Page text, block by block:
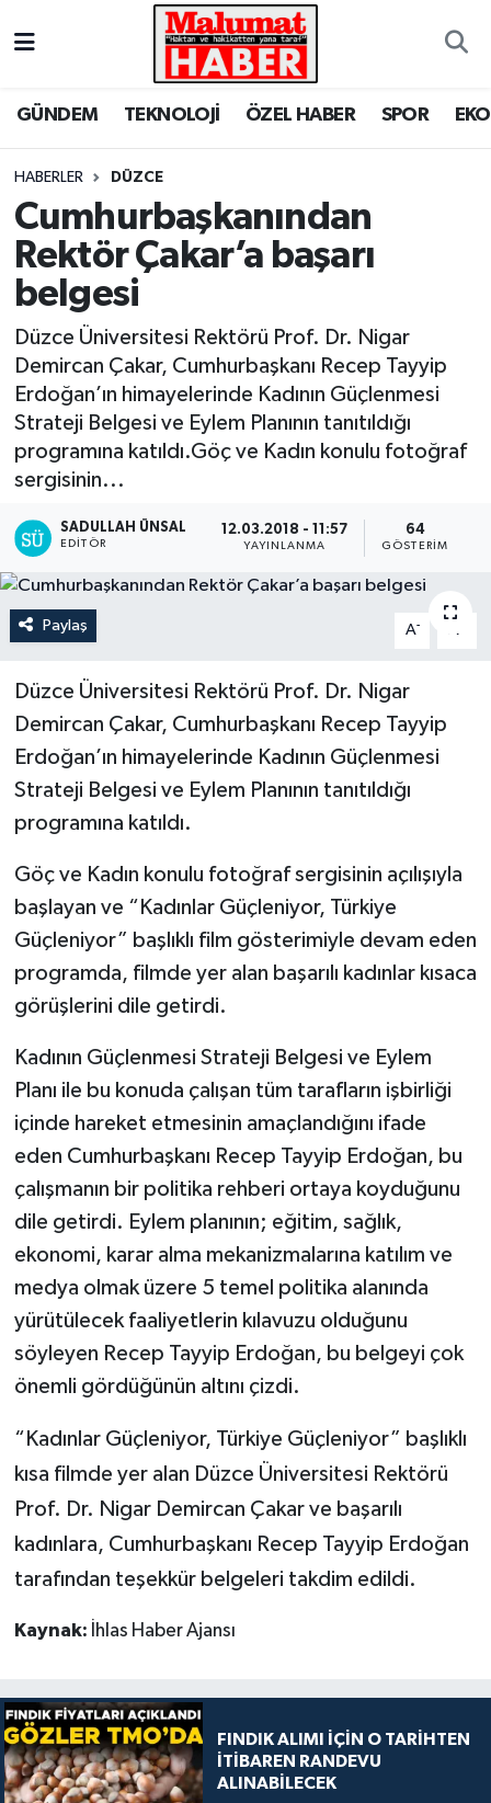
GÜNDEM TEKNOLOJİ ÖZEL HABER SPOR
HABERLER DÜZCE
Cumhurbaşkanından
Rektör Çakar’a başarı
belgesi
Düzce Üniversitesi Rektörü Prof. Dr. Nigar
Demircan Çakar, Cumhurbaşkanı Recep Tayyip
Erdoğan’ın himayelerinde Kadının Güçlenmesi
Strateji Belgesi ve Eylem Planının tanıtıldığı
programına katıldı.Göç ve Kadın konulu fotoğraf
sergisinin...
SADULLAH ÜNSAL
EDITÖR
12.03.2018 - 11:57
YAYINLANMA
64
GÖSTERIM
Paylaş A- A
Düzce Üniversitesi Rektörü Prof. Dr. Nigar
Demircan Çakar, Cumhurbaşkanı Recep Tayyip
Erdoğan’ın himayelerinde Kadının Güçlenmesi
Strateji Belgesi ve Eylem Planının tanıtıldığı
programına katıldı.
Göç ve Kadın konulu fotoğraf sergisinin açılışıyla
başlayan ve “Kadınlar Güçleniyor, Türkiye
Güçleniyor” başlıklı film gösterimiyle devam eden
programda, filmde yer alan başarılı kadınlar kısaca
görüşlerini dile getirdi.
Kadının Güçlenmesi Strateji Belgesi ve Eylem
Planı ile bu konuda çalışan tüm tarafların işbirliği
içinde hareket etmesinin amaçlandığını ifade
eden Cumhurbaşkanı Recep Tayyip Erdoğan, bu
çalışmanın bir politika rehberi ortaya koyduğunu
dile getirdi. Eylem planının; eğitim, sağlık,
ekonomi, karar alma mekanizmalarına katılım ve
medya olmak üzere 5 temel politika alanında
yürütülecek faaliyetlerin kılavuzu olduğunu
söyleyen Recep Tayyip Erdoğan, bu belgeyi çok
önemli gördüğünün altını çizdi.
“Kadınlar Güçleniyor, Türkiye Güçleniyor” başlıklı
kısa filmde yer alan Düzce Üniversitesi Rektörü
Prof. Dr. Nigar Demircan Çakar ve başarılı
kadınlara, Cumhurbaşkanı Recep Tayyip Erdoğan
tarafından teşekkür belgeleri takdim edildi.
Kaynak: İhlas Haber Ajansı
FINDIK ALIMI İÇİN O TARİHTEN
İTİBAREN RANDEVU
ALINABİLECEK
Nöbetçi Eczaneler
Süper Lig Puan Durumu ve Fikstür
Tüm Manşetler
Son Dakika Haberleri
Haber Arşivi